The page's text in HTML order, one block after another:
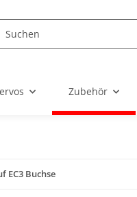
Zubehör
EC3 Buchse